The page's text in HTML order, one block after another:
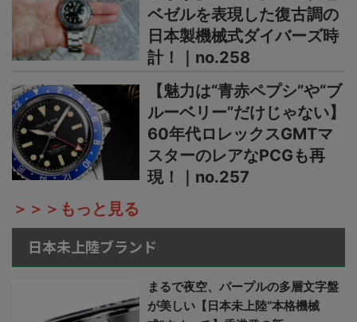
ベゼルを表現した復古調の
日本製機械式ダイバーズ時
計！｜no.258
【魅力は“青赤ペプシ”や“ブ
ルーベリー”だけじゃない】
60年代ロレックスGMTマ
スターのレアなPCGも再
現！｜no.257
＞＞＞もっと見る
日本未上陸ブランド
まるで夜空、パープルの多層文字盤
が美しい【日本未上陸“本格機械